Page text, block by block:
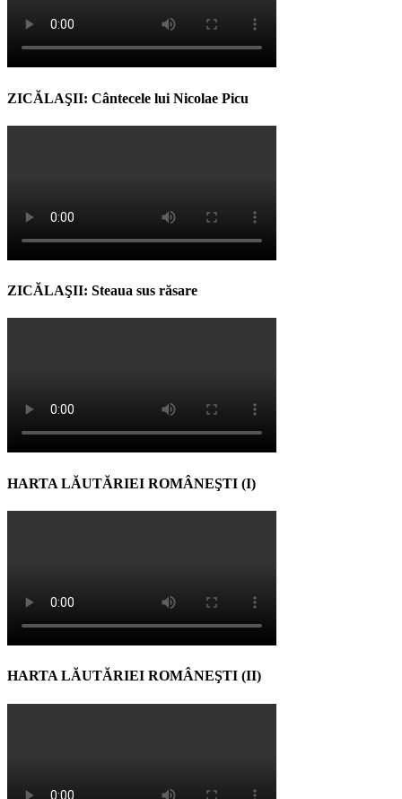
ZICĂLAŞII: Cântecele lui Nicolae Picu
ZICĂLAŞII: Steaua sus răsare
HARTA LĂUTĂRIEI ROMÂNEŞTI (I)
HARTA LĂUTĂRIEI ROMÂNEŞTI (II)